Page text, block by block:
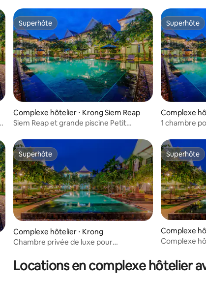
Superhôte
Superhôte
Complexe hôtelier ⋅ Krong Siem Reap
Siem Reap et grande piscine Petit
Superhôte
Superhôte
Complexe
1 chambre
Superhôte
Superhôte
Complexe hôtelier ⋅ Krong
Chambre privée de luxe pour
Superhôte
Superhôte
Complexe
Complexe
Locations en complexe hôtelier